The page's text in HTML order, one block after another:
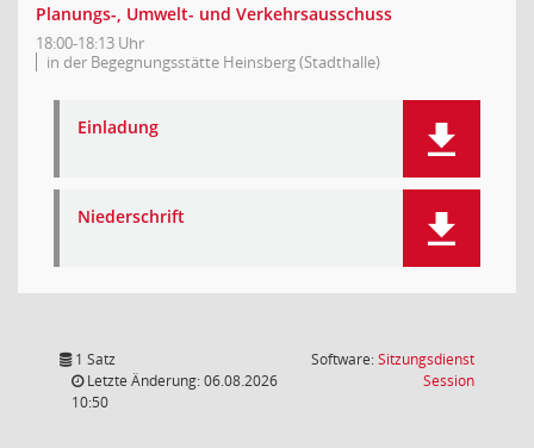
Planungs-, Umwelt- und Verkehrsausschuss
18:00-18:13 Uhr
in der Begegnungsstätte Heinsberg (Stadthalle)
Einladung
Niederschrift
1 Satz
Letzte Änderung: 06.08.2026
10:50
Software:Sitzungsdienst
Session(Wird in